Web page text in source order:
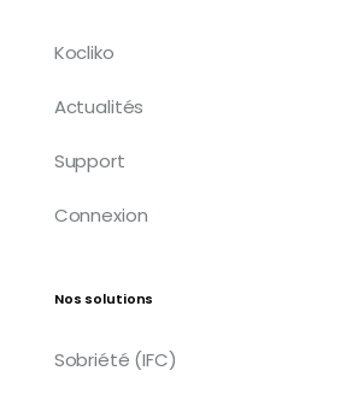
Kocliko
Actualités
Support
Connexion
Nos solutions
Sobriété (IFC)